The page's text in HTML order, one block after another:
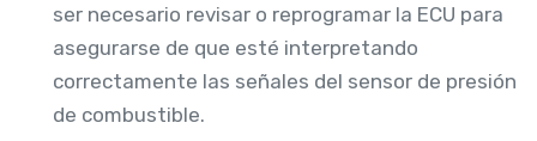
ser necesario revisar o reprogramar la ECU para
asegurarse de que esté interpretando
correctamente las señales del sensor de presión
de combustible.